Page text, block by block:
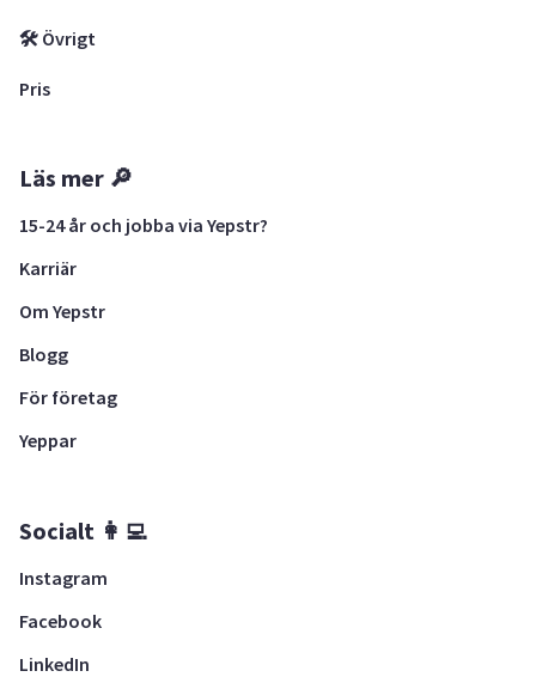
🛠 Övrigt
Pris
Läs mer 🔎
15-24 år och jobba via Yepstr?
Karriär
Om Yepstr
Blogg
För företag
Yeppar
Socialt 👩‍💻
Instagram
Facebook
LinkedIn